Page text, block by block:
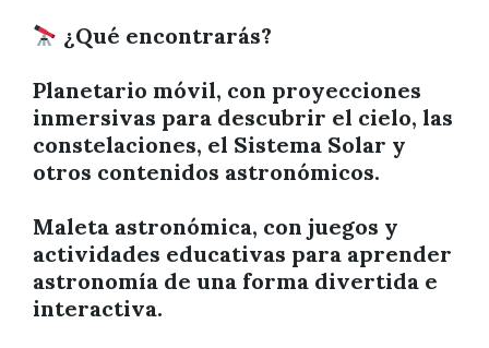
¿Qué encontrarás?
Planetario móvil, con proyecciones
inmersivas para descubrir el cielo, las
constelaciones, el Sistema Solar y
otros contenidos astronómicos.
Maleta astronómica, con juegos y
actividades educativas para aprender
astronomía de una forma divertida e
interactiva.